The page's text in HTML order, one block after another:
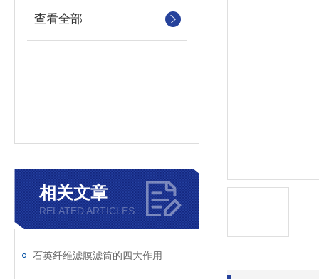
查看全部
相关文章
RELATED ARTICLES
石英纤维滤膜滤筒的四大作用